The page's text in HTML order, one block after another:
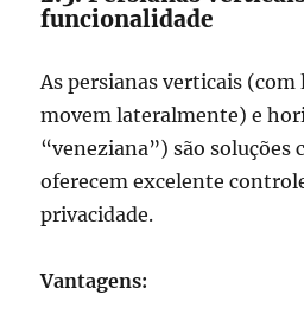
funcionalidade
As persianas verticais (com
movem lateralmente) e
“veneziana”) são soluções
oferecem excelente
privacidade.
Vantagens: